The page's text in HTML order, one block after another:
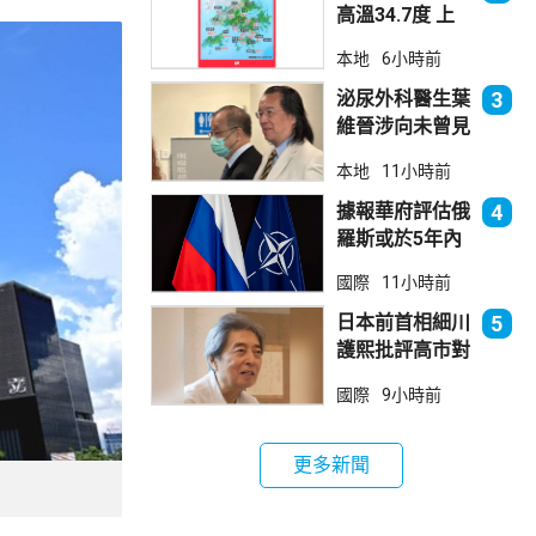
高溫34.7度 上
本地 6小時前
泌尿外科醫生葉
維晉涉向未曾見
委會繼續聆訊
3
本地 11小時前
據報華府評估俄
羅斯或於5年內
北約集體防禦
4
國際 11小時前
日本前首相細川
護熙批評高市對
5
國際 9小時前
更多新聞